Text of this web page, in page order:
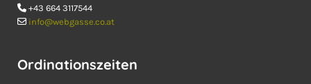
 +43 664 3117544
 info@webgasse.co.at
Ordinationszeiten